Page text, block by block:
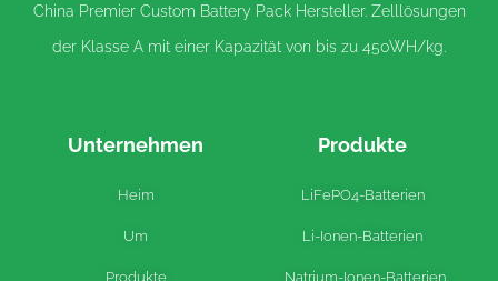
China Premier Custom Battery Pack Hersteller. Zelllösungen
der Klasse A mit einer Kapazität von bis zu 450WH/kg.
Unternehmen
Heim
Um
Produkte
Produkte
LiFePO4-Batterien
Li-Ionen-Batterien
Natrium-Ionen-Batterien